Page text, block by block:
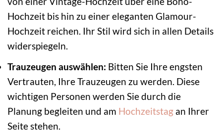
Hochzeit bis hin zu einer eleganten Glamour-
Hochzeit reichen. Ihr Stil wird sich in allen Details
widerspiegeln.
Trauzeugen auswählen: Bitten Sie Ihre engsten
Vertrauten, Ihre Trauzeugen zu werden. Diese
wichtigen Personen werden Sie durch die
Planung begleiten und am Hochzeitstag an Ihrer
Seite stehen.